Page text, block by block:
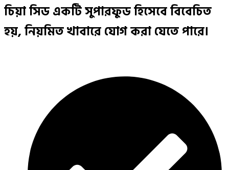
চিয়া সিড একটি সুপারফুড হিসেবে বিবেচিত
হয়, নিয়মিত খাবারে যোগ করা যেতে পারে।